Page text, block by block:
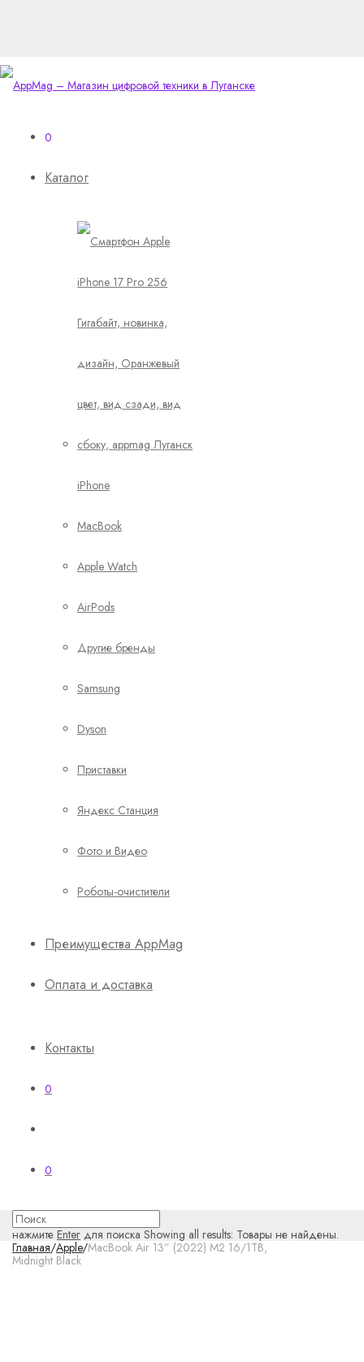
0
Каталог
iPhone
MacBook
Apple Watch
AirPods
Другие бренды
Samsung
Dyson
Приставки
Яндекс Станция
Фото и Видео
Роботы-очистители
Преимущества AppMag
Оплата и доставка
Контакты
0
0
нажмите Enter для поиска Showing all results: Товары не найдены.
Главная/Apple/MacBook Air 13” (2022) M2 16/1TB,
Midnight Black